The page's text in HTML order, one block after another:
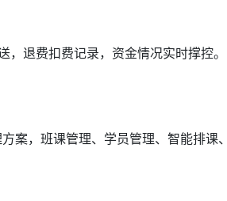
退费扣费记录，资金情况实时撑控。
案，班课管理、学员管理、智能排课